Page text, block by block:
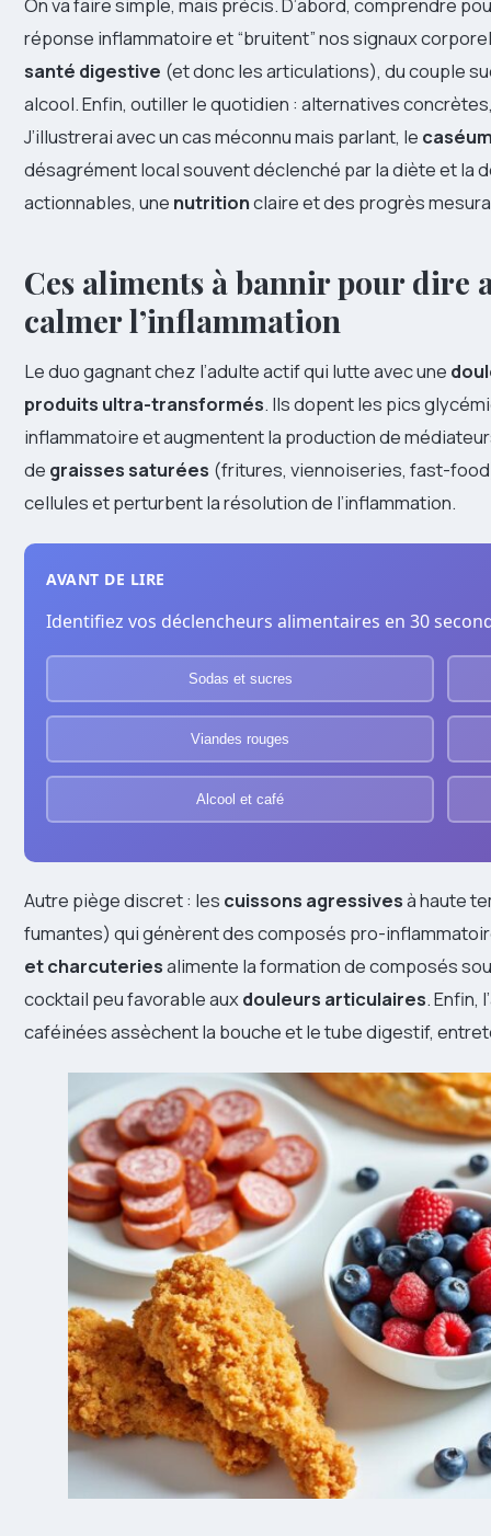
On va faire simple, mais précis. D’abord, comprendre
réponse inflammatoire et “bruitent” nos signaux
santé digestive (et donc les articulations), du couple
alcool. Enfin, outiller le quotidien : alternatives
J’illustrerai avec un cas méconnu mais parlant, le
désagrément local souvent déclenché par la diète et la
actionnables, une nutritionclaire et des progrès
Ces aliments à bannir pour dire
calmer l’inflammation
Le duo gagnant chez l’adulte actif qui lutte avec une
produits ultra-transformés. Ils dopent les pics
inflammatoire et augmentent la production de
de graisses saturées (fritures, viennoiseries, fast-
cellules et perturbent la résolution de l’inflammation.
AVANT DE LIRE
Identifiez vos déclencheurs alimentaires en 30
Sodas et sucres
Viandes rouges
Alcool et café
Autre piège discret : les cuissons agressivesà haute
fumantes) qui génèrent des composés pro-
et charcuteriesalimente la formation de composés
cocktail peu favorable auxdouleurs articulaires. Enfin,
caféinées assèchent la bouche et le tube digestif,